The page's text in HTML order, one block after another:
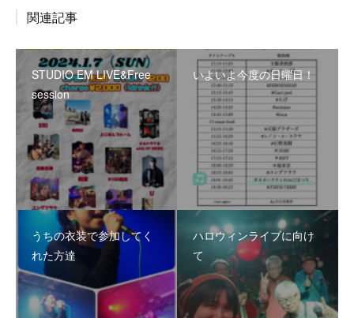
関連記事
STUDIO EM LIVE&Free
session
いよいよ今度の日曜日！
うちの衣装で参加してく
れた方達
ハロウィンライブに向け
て